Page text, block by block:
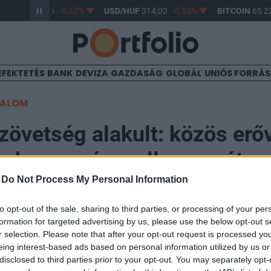
Do Not Process My Personal Information
opt-out of the sale, sharing to third parties, or processing of your
for targeted advertising by us, please use the below opt-out
selection. Please note that after your opt-out request is processed
interest-based ads based on personal information utilized by us
to third parties prior to your opt-out. You may separately
363,15 -0,62% USD/HUF314,02 -0,93% BITCOIN65
BANK DEVIZA GAZDASÁG GLOBÁL UNIÓS
alakult: közös
koronavírus ellenszerét
250 millió dollárt fektet be a Vir Biotechnology-be, a
megbetegedések (COVID-19) elleni potenciális